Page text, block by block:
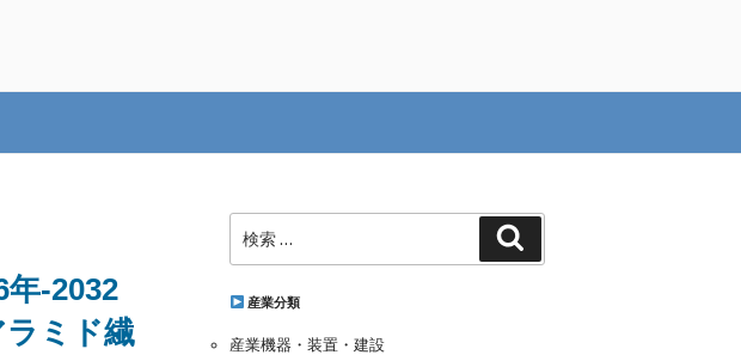
-2032
ミド繊
索:
産業分類
産業機器・装置・建設